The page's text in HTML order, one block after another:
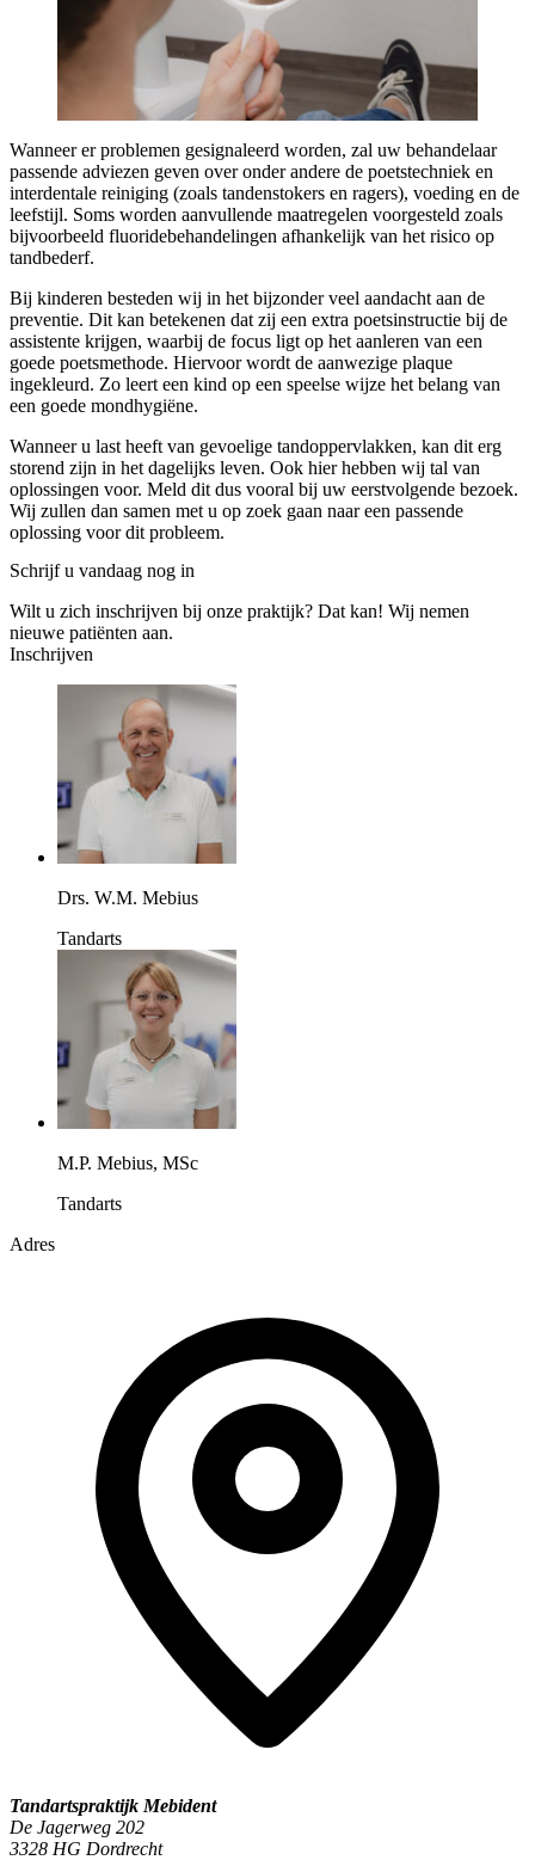
Wanneer er problemen gesignaleerd worden, zal uw behandelaar
passende adviezen geven over onder andere de poetstechniek en
interdentale reiniging (zoals tandenstokers en ragers), voeding en de
leefstijl. Soms worden aanvullende maatregelen voorgesteld zoals
bijvoorbeeld fluoridebehandelingen afhankelijk van het risico op
tandbederf.
Bij kinderen besteden wij in het bijzonder veel aandacht aan de
preventie. Dit kan betekenen dat zij een extra poetsinstructie bij de
assistente krijgen, waarbij de focus ligt op het aanleren van een
goede poetsmethode. Hiervoor wordt de aanwezige plaque
ingekleurd. Zo leert een kind op een speelse wijze het belang van
een goede mondhygiëne.
Wanneer u last heeft van gevoelige tandoppervlakken, kan dit erg
storend zijn in het dagelijks leven. Ook hier hebben wij tal van
oplossingen voor. Meld dit dus vooral bij uw eerstvolgende bezoek.
Wij zullen dan samen met u op zoek gaan naar een passende
oplossing voor dit probleem.
Schrijf u vandaag nog in
Wilt u zich inschrijven bij onze praktijk? Dat kan! Wij nemen
nieuwe patiënten aan.
Inschrijven
Drs. W.M. Mebius
Tandarts
M.P. Mebius, MSc
Tandarts
Adres
Tandartspraktijk Mebident
De Jagerweg 202
3328 HG Dordrecht